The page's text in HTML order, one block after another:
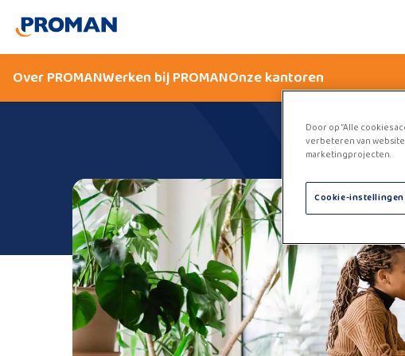
Over PROMANWerken bij PROMANOnze kantoren
Door op “Alle cookies
verbeteren van
marketingprojecten.
Cookie-instellingen